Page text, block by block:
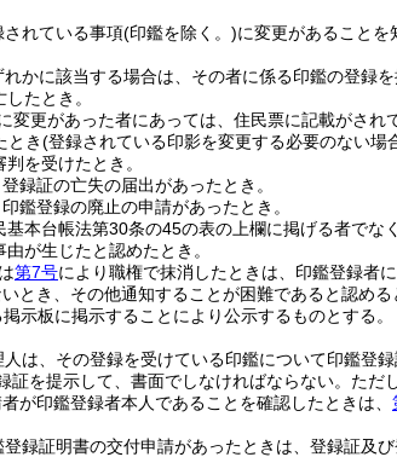
れている事項(印鑑を除く。)に変更があることを
れかに該当する場合は、その者に係る印鑑の登録を
たとき。
変更があった者にあっては、住民票に記載がされ
とき(登録されている印影を変更する必要のない場
を受けたとき。
録証の亡失の届出があったとき。
鑑登録の廃止の申請があったとき。
本台帳法第30条の45の表の上欄に掲げる者でな
が生じたと認めたとき。
第7号により職権で抹消したときは、印鑑登録者
とき、その他通知することが困難であると認め
示板に掲示することにより公示するものとする。
は、その登録を受けている印鑑について印鑑登
証を提示して、書面でしなければならない。 ただ
が印鑑登録者本人であることを確認したときは、
登録証明書の交付申請があったときは、登録証及